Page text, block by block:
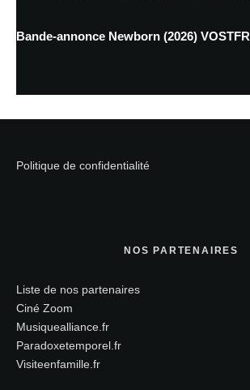
Bande-annonce Newborn (2026) VOSTFR
Politique de confidentialité
NOS PARTENAIRES
Liste de nos partenaires
Ciné Zoom
Musiquealliance.fr
Paradoxetemporel.fr
Visiteenfamille.fr